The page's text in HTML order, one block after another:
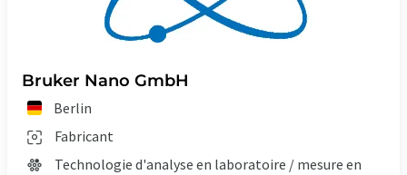
Bruker Nano GmbH
Berlin
Fabricant
Technologie d'analyse en laboratoire / mesure en